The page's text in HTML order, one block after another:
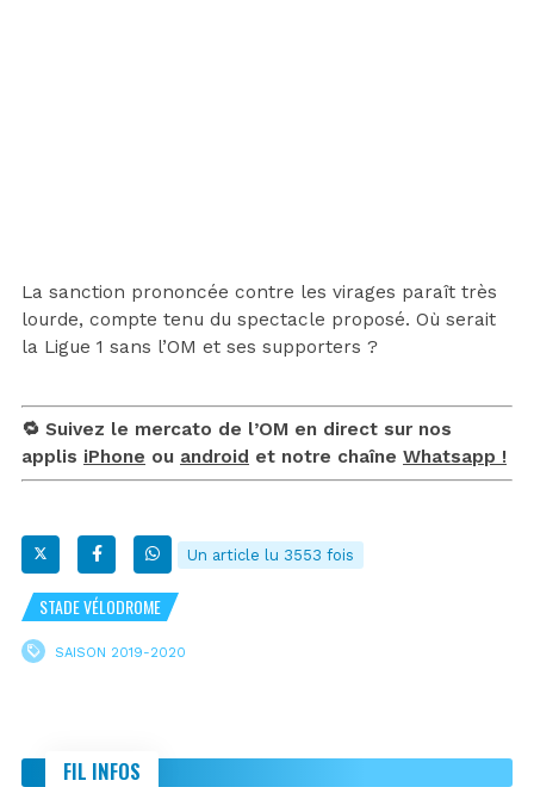
La sanction prononcée contre les virages paraît très
lourde, compte tenu du spectacle proposé. Où serait
la Ligue 1 sans l’OM et ses supporters ?
🔁 Suivez le mercato de l’OM en direct sur nos
applis iPhone ou android et notre chaîne Whatsapp !
Un article lu 3553 fois
STADE VÉLODROME
SAISON 2019-2020
FIL INFOS